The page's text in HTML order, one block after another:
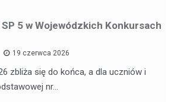
5 w Wojewódzkich Konkursach
19 czerwca 2026
zbliża się do końca, a dla uczniów i
nr…